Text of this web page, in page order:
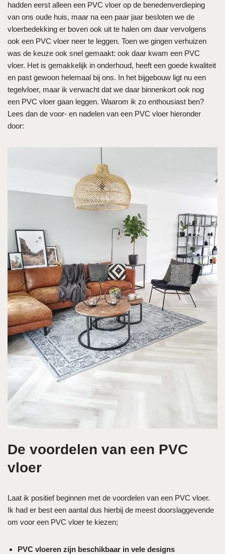
hadden eerst alleen een PVC vloer op de benedenverdieping
van ons oude huis, maar na een paar jaar besloten we de
vloerbedekking er boven ook uit te halen om daar vervolgens
ook een PVC vloer neer te leggen. Toen we gingen verhuizen
was de keuze ook snel gemaakt: ook daar kwam een PVC
vloer. Het is gemakkelijk in onderhoud, heeft een goede kwaliteit
en past gewoon helemaal bij ons. In het bijgebouw ligt nu een
tegelvloer, maar ik verwacht dat we daar binnenkort ook nog
een PVC vloer gaan leggen. Waarom ik zo enthousiast ben?
Lees dan de voor- en nadelen van een PVC vloer hieronder
door:
De voordelen van een PVC
vloer
Laat ik positief beginnen met de voordelen van een PVC vloer.
Ik had er best een aantal dus hierbij de meest doorslaggevende
om voor een PVC vloer te kiezen;
PVC vloeren zijn beschikbaar in vele designs